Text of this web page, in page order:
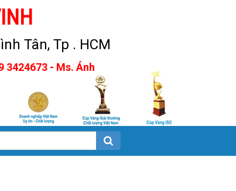
Tân, Tp . HCM
3424673 - Ms. Ánh